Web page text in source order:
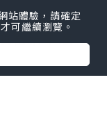
精華液
站體驗，請確定
才可繼續瀏覽。